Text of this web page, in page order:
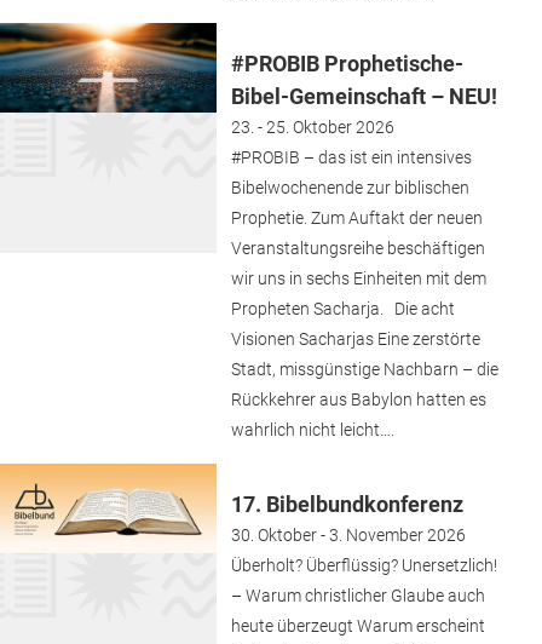
#PROBIB Prophetische-
Bibel-Gemeinschaft – NEU!
23. - 25. Oktober 2026
#PROBIB – das ist ein intensives
Bibelwochenende zur biblischen
Prophetie. Zum Auftakt der neuen
Veranstaltungsreihe beschäftigen
wir uns in sechs Einheiten mit dem
Propheten Sacharja. Die acht
Visionen Sacharjas Eine zerstörte
Stadt, missgünstige Nachbarn – die
Rückkehrer aus Babylon hatten es
wahrlich nicht leicht….
17. Bibelbundkonferenz
30. Oktober - 3. November 2026
Überholt? Überflüssig? Unersetzlich!
– Warum christlicher Glaube auch
heute überzeugt Warum erscheint